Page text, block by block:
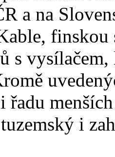
a na
s
řadu
i